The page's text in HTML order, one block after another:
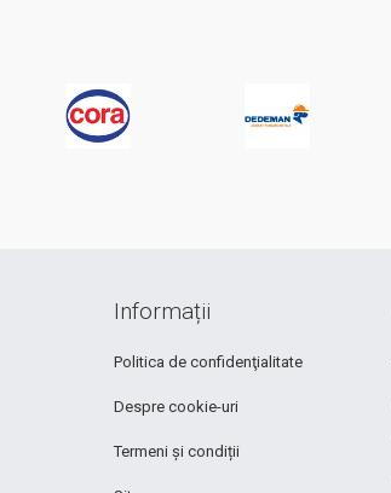
Informații
Politica de confidenţialitate
Despre cookie-uri
Termeni și condiții